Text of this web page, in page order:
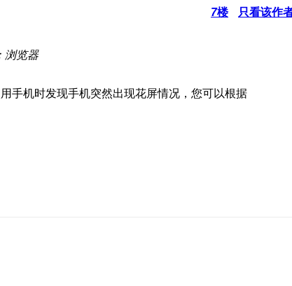
7楼 只看该作
浏览器
手机时发现手机突然出现花屏情况，您可以根据